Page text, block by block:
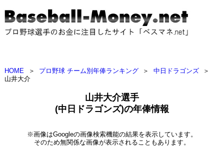
HOME ＞ プロ野球 チーム別年俸ランキング ＞ 中日ドラゴンズ
＞
山井大介
山井大介選手
(中日ドラゴンズ)の年俸情報
※画像はGoogleの画像検索機能の結果を表示しています。
そのため無関係な画像が表示されることもあります。